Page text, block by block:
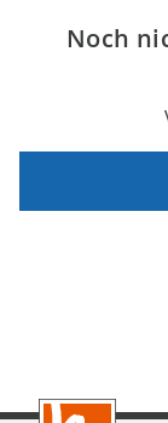
Noch
Footer